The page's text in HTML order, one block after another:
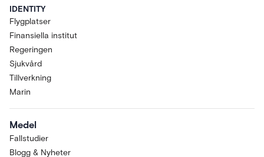
IDENTITY
Flygplatser
Finansiella institut
Regeringen
Sjukvård
Tillverkning
Marin
Medel
Fallstudier
Blogg & Nyheter